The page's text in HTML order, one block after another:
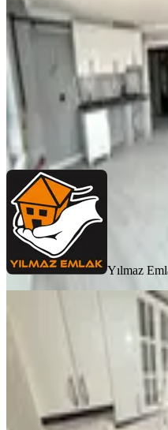
2+1·90 m²
2.875.000 ₺
Yılmaz Emlak Yılmaz Emlak
Ara
Yılmaz
3+1 Daire
Mamak,
100 m² ·
3.650.000 ₺